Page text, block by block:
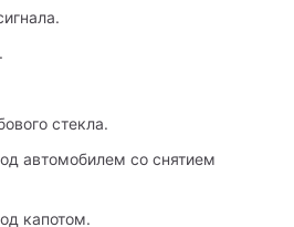
стекла.
автомобилем со снятием
капотом.